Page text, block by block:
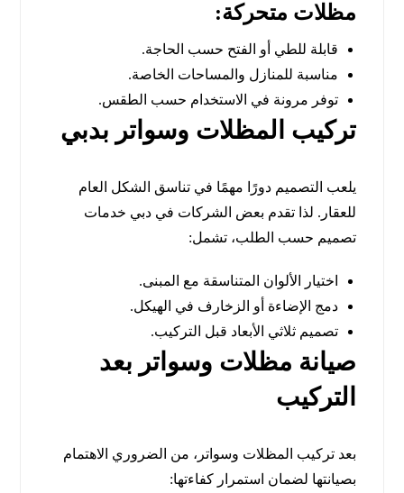
مظلات متحركة:
قابلة للطي أو الفتح حسب الحاجة.
مناسبة للمنازل والمساحات الخاصة.
توفر مرونة في الاستخدام حسب الطقس.
تركيب المظلات وسواتر بدبي
يلعب التصميم دورًا مهمًا في تناسق الشكل العام
للعقار. لذا تقدم بعض الشركات في دبي خدمات
تصميم حسب الطلب، تشمل:
اختيار الألوان المتناسقة مع المبنى.
دمج الإضاءة أو الزخارف في الهيكل.
تصميم ثلاثي الأبعاد قبل التركيب.
صيانة مظلات وسواتر بعد
التركيب
بعد تركيب المظلات وسواتر، من الضروري الاهتمام
بصيانتها لضمان استمرار كفاءتها: